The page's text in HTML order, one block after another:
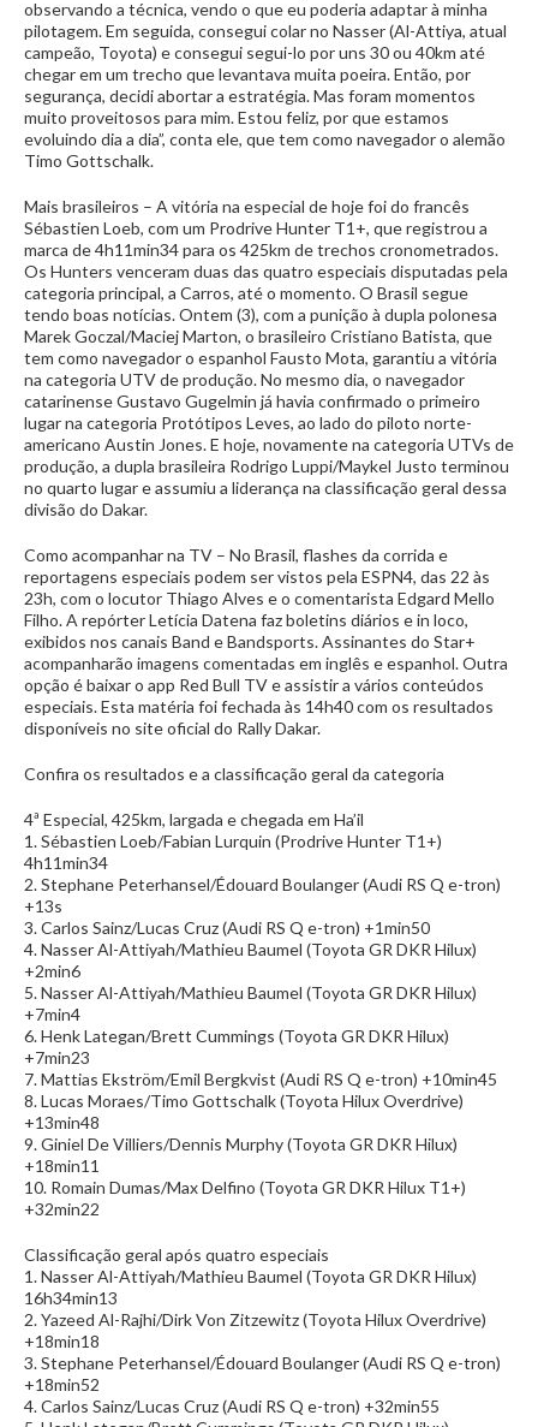
observando a técnica, vendo o que eu poderia adaptar à minha
pilotagem. Em seguida, consegui colar no Nasser (Al-Attiya, atual
campeão, Toyota) e consegui segui-lo por uns 30 ou 40km até
chegar em um trecho que levantava muita poeira. Então, por
segurança, decidi abortar a estratégia. Mas foram momentos
muito proveitosos para mim. Estou feliz, por que estamos
evoluindo dia a dia”, conta ele, que tem como navegador o alemão
Timo Gottschalk.
Mais brasileiros – A vitória na especial de hoje foi do francês
Sébastien Loeb, com um Prodrive Hunter T1+, que registrou a
marca de 4h11min34 para os 425km de trechos cronometrados.
Os Hunters venceram duas das quatro especiais disputadas pela
categoria principal, a Carros, até o momento. O Brasil segue
tendo boas notícias. Ontem (3), com a punição à dupla polonesa
Marek Goczal/Maciej Marton, o brasileiro Cristiano Batista, que
tem como navegador o espanhol Fausto Mota, garantiu a vitória
na categoria UTV de produção. No mesmo dia, o navegador
catarinense Gustavo Gugelmin já havia confirmado o primeiro
lugar na categoria Protótipos Leves, ao lado do piloto norte-
americano Austin Jones. E hoje, novamente na categoria UTVs de
produção, a dupla brasileira Rodrigo Luppi/Maykel Justo terminou
no quarto lugar e assumiu a liderança na classificação geral dessa
divisão do Dakar.
Como acompanhar na TV – No Brasil, flashes da corrida e
reportagens especiais podem ser vistos pela ESPN4, das 22 às
23h, com o locutor Thiago Alves e o comentarista Edgard Mello
Filho. A repórter Letícia Datena faz boletins diários e in loco,
exibidos nos canais Band e Bandsports. Assinantes do Star+
acompanharão imagens comentadas em inglês e espanhol. Outra
opção é baixar o app Red Bull TV e assistir a vários conteúdos
especiais. Esta matéria foi fechada às 14h40 com os resultados
disponíveis no site oficial do Rally Dakar.
Confira os resultados e a classificação geral da categoria
4ª Especial, 425km, largada e chegada em Ha’il
1. Sébastien Loeb/Fabian Lurquin (Prodrive Hunter T1+)
4h11min34
2. Stephane Peterhansel/Édouard Boulanger (Audi RS Q e-tron)
+13s
3. Carlos Sainz/Lucas Cruz (Audi RS Q e-tron) +1min50
4. Nasser Al-Attiyah/Mathieu Baumel (Toyota GR DKR Hilux)
+2min6
5. Nasser Al-Attiyah/Mathieu Baumel (Toyota GR DKR Hilux)
+7min4
6. Henk Lategan/Brett Cummings (Toyota GR DKR Hilux)
+7min23
7. Mattias Ekström/Emil Bergkvist (Audi RS Q e-tron) +10min45
8. Lucas Moraes/Timo Gottschalk (Toyota Hilux Overdrive)
+13min48
9. Giniel De Villiers/Dennis Murphy (Toyota GR DKR Hilux)
+18min11
10. Romain Dumas/Max Delfino (Toyota GR DKR Hilux T1+)
+32min22
Classificação geral após quatro especiais
1. Nasser Al-Attiyah/Mathieu Baumel (Toyota GR DKR Hilux)
16h34min13
2. Yazeed Al-Rajhi/Dirk Von Zitzewitz (Toyota Hilux Overdrive)
+18min18
3. Stephane Peterhansel/Édouard Boulanger (Audi RS Q e-tron)
+18min52
4. Carlos Sainz/Lucas Cruz (Audi RS Q e-tron) +32min55